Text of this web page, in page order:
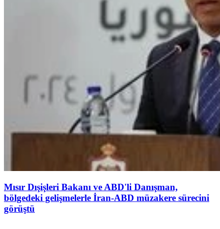
Mısır Dışişleri Bakanı ve ABD'li Danışman,
bölgedeki gelişmelerle İran-ABD müzakere sürecini
görüştü